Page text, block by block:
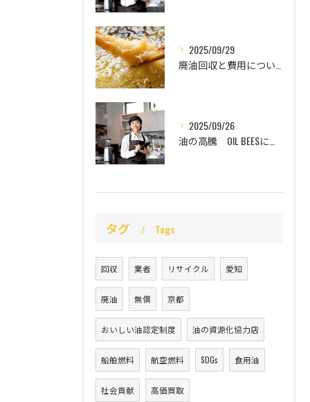
2025/09/29
2025/09/26
タグ Tags
回収 業者 リサイクル 愛知
廃油 無償 京都
おいしい油認定制度 油の資源化協力店
船舶燃料 航空燃料 SDGs 食用油
社会貢献 高価買取